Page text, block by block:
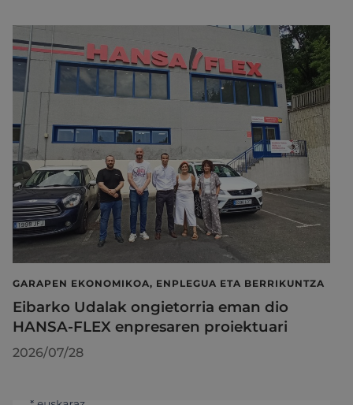
GARAPEN EKONOMIKOA, ENPLEGUA ETA BERRIKUNTZA
Eibarko Udalak ongietorria eman dio
HANSA-FLEX enpresaren proiektuari
2026/07/28